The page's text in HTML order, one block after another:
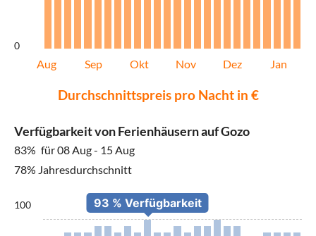
0
Aug Sep Okt Nov Dez Jan
Durchschnittspreis pro Nacht in €
Verfügbarkeit von Ferienhäusern auf Gozo
83% für 08 Aug - 15 Aug
78% Jahresdurchschnitt
100